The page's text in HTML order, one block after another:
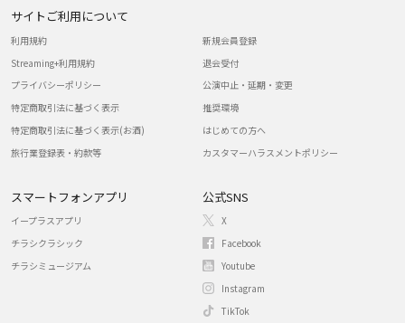
サイトご利用について
利用規約
Streaming+利用規約
プライバシーポリシー
特定商取引法に基づく表示
特定商取引法に基づく表示(お酒)
旅行業登録表・約款等
新規会員登録
退会受付
公演中止・延期・変更
推奨環境
はじめての方へ
カスタマーハラスメントポリシー
スマートフォンアプリ
イープラスアプリ
チラシクラシック
チラシミュージアム
公式SNS
X
Facebook
Youtube
Instagram
TikTok